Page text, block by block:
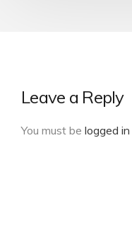
Leave a Reply
You must be logged in